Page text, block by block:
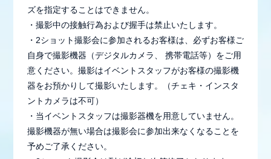
ズを指定することはできません。
・撮影中の接触行為および握手は禁止いたします。
・2ショット撮影会に参加されるお客様は、必ずお客様ご
自身で撮影機器（デジタルカメラ、 携帯電話等）をご用
意ください。撮影はイベントスタッフがお客様の撮影機
器をお預かりして撮影いたします。（チェキ・インスタ
ントカメラは不可）
・当イベントスタッフは撮影器機を用意していません。
撮影機器が無い場合は撮影会に参加出来なくなることを
予めご了承ください。